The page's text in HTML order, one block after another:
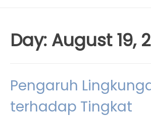
Day: August 19,
Pengaruh
terhadap Tingkat